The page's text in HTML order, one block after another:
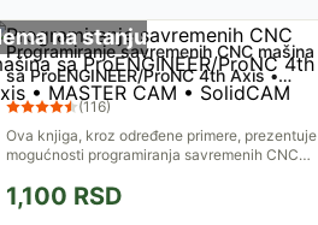
na stanju
Programiranje savremenih CNC mašina
sa ProENGINEER/ProNC 4th Axis •
MASTER CAM • SolidCAM
(116)
Ova knjiga, kroz određene primere, prezentuje
mogućnosti programiranja savremenih CNC
najkompleksnijih mašina.
1,100 RSD